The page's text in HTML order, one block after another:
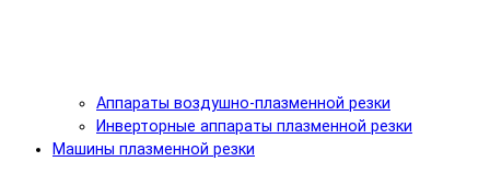
Аппараты воздушно-плазменной резки
Инверторные аппараты плазменной резки
Машины плазменной резки